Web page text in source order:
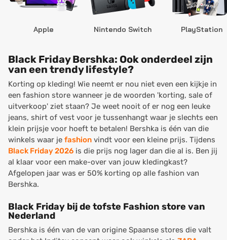
Apple Nintendo Switch PlayStation
Black Friday Bershka: Ook onderdeel zijn
van een trendy lifestyle?
Korting op kleding! Wie neemt er nou niet even een kijkje in
een fashion store wanneer je de woorden 'korting, sale of
uitverkoop' ziet staan? Je weet nooit of er nog een leuke
jeans, shirt of vest voor je tussenhangt waar je slechts een
klein prijsje voor hoeft te betalen! Bershka is één van die
winkels waar je fashion vindt voor een kleine prijs. Tijdens
Black Friday 2026 is die prijs nog lager dan die al is. Ben jij
al klaar voor een make-over van jouw kledingkast?
Afgelopen jaar was er 50% korting op alle fashion van
Bershka.
Black Friday bij de tofste Fashion store van
Nederland
Bershka is één van de van origine Spaanse stores die valt